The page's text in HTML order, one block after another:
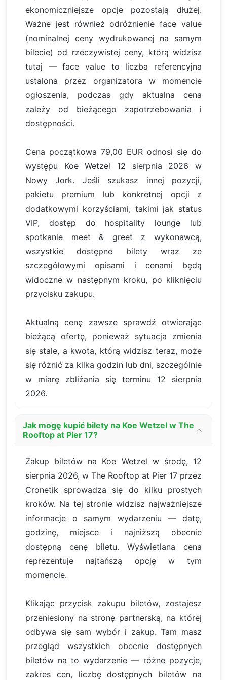
ekonomiczniejsze opcje pozostają dłużej.
Ważne jest również odróżnienie face value
(nominalnej ceny wydrukowanej na samym
bilecie) od rzeczywistej ceny, którą widzisz
tutaj — face value to liczba referencyjna
ustalona przez organizatora w momencie
ogłoszenia, podczas gdy aktualna cena
zależy od bieżącego zapotrzebowania i
dostępności.
Cena początkowa 79,00 EUR odnosi się do
występu Koe Wetzel 12 sierpnia 2026 w
Nowy Jork. Jeśli szukasz innej pozycji,
pakietu premium lub konkretnej opcji z
dodatkowymi korzyściami, takimi jak status
VIP, dostęp do hospitality lounge lub
spotkanie meet & greet z wykonawcą,
wszystkie dostępne bilety wraz ze
szczegółowymi opisami i cenami będą
widoczne w następnym kroku, po kliknięciu
przycisku zakupu.
Aktualną cenę zawsze sprawdź otwierając
bieżącą ofertę, ponieważ sytuacja zmienia
się stale, a kwota, którą widzisz teraz, może
się różnić za kilka godzin lub dni, szczególnie
w miarę zbliżania się terminu 12 sierpnia
2026.
Jak mogę kupić bilety na Koe Wetzel w The
Rooftop at Pier 17?
Zakup biletów na Koe Wetzel w środę, 12
sierpnia 2026, w The Rooftop at Pier 17 przez
Cronetik sprowadza się do kilku prostych
kroków. Na tej stronie widzisz najważniejsze
informacje o samym wydarzeniu — datę,
godzinę, miejsce i najniższą obecnie
dostępną cenę biletu. Wyświetlana cena
reprezentuje najtańszą opcję w tym
momencie.
Klikając przycisk zakupu biletów, zostajesz
przeniesiony na stronę partnerską, na której
odbywa się sam wybór i zakup. Tam masz
przegląd wszystkich obecnie dostępnych
biletów na to wydarzenie — różne pozycje,
zakres cen, liczbę dostępnych biletów na